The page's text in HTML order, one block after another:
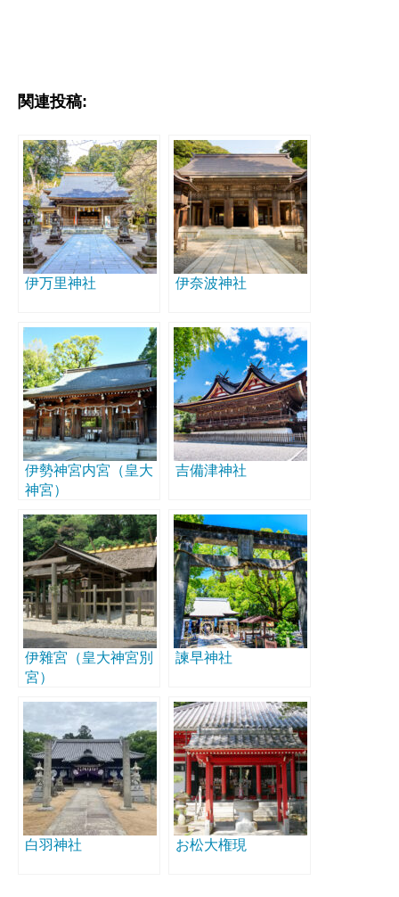
関連投稿:
伊万里神社 伊奈波神社
伊勢神宮内宮（皇大
神宮）
吉備津神社
伊雜宮（皇大神宮別
宮）
諫早神社
白羽神社 お松大権現